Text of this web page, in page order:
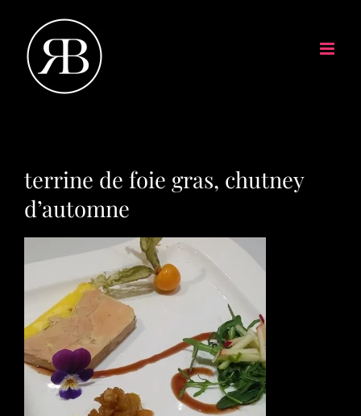
terrine de foie gras, chutney
d’automne